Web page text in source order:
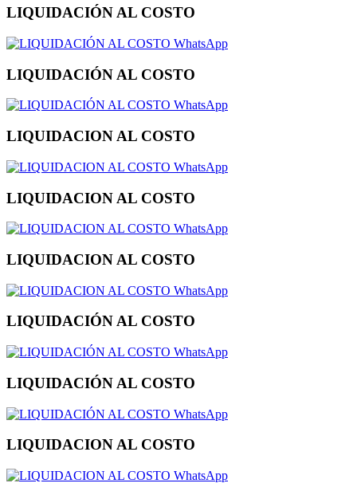
LIQUIDACIÓN AL COSTO
WhatsApp
LIQUIDACIÓN AL COSTO
WhatsApp
LIQUIDACION AL COSTO
WhatsApp
LIQUIDACION AL COSTO
WhatsApp
LIQUIDACION AL COSTO
WhatsApp
LIQUIDACIÓN AL COSTO
WhatsApp
LIQUIDACIÓN AL COSTO
WhatsApp
LIQUIDACION AL COSTO
WhatsApp